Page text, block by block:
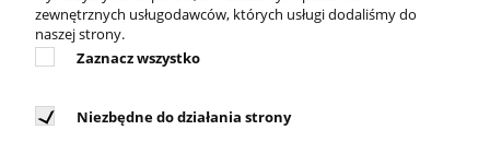
pourazowej. Powstały dla osób aktywnych, dla
których dobra forma fizyczna to podstawa
funkcjonowania, a troska o zdrowie stanowi
zewnętrznych usługodawców, których usługi dodaliśmy do
naszej strony.
Zaznacz wszystko
Niezbędne do działania strony